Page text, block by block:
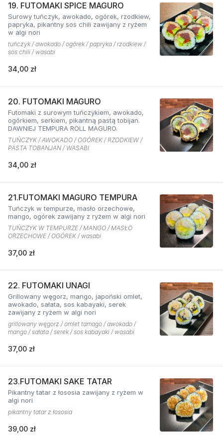
19. FUTOMAKI SPICE MAGURO
Surowy tuńczyk, awokado, ogórek, rzodkiew,
papryka, pikantny sos chili zawijany z ryżem
w algi nori
tuńczyk / awokado / ogórek / papryka / rzodkiew /
sos chili / wasabi
34,00 zł
20. FUTOMAKI MAGURO
Futomaki z surowym tuńczykiem, awokado,
ogórkiem, serkiem, pikantną pastą tobijan.
DAWNIEJ TEMPURA ROLL MAGURO.
TUŃCZYK / AWOKADO / OGÓREK / RZODKIEW /
PASTA TOBANJAN / WASABI
34,00 zł
21.FUTOMAKI MAGURO TEMPURA
Tuńczyk w tempurze, masło orzechowe,
mango, ogórek zawijany z ryżem w algi nori
TUŃCZYK W TEMPURZE / MANGO / MASŁO
ORZECHOWE / OGÓREK / wasabi
37,00 zł
22. FUTOMAKI UNAGI
Grillowany węgorz, mango, japoński omlet,
awokado, sałata, sos kabayaki, serek
zawijany z ryżem w algi nori
grillowany węgorz / omlet tamago / awokado /
mango / sałata / serek / sos kabayaki / wasabi
37,00 zł
23.FUTOMAKI SAKE TATAR
Pikantny tatar z łososia zawijany z ryżem w
algi nori
pikantny tatar z łososia
39,00 zł